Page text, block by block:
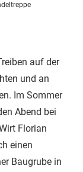
auf der
und an
Im Sommer
Abend bei
Florian
einen
Baugrube in